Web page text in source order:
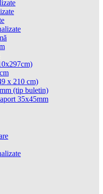
x 210 cm)
(tip buletin)
35x45mm